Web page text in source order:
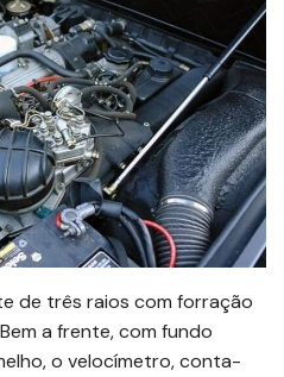
de três raios com forração
a frente, com fundo
o velocímetro, conta-